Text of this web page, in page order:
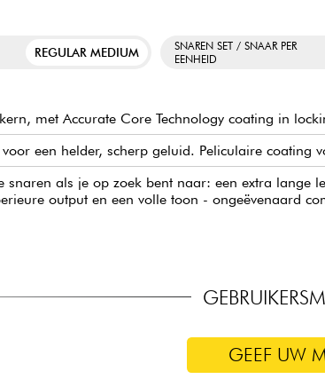
REGULAR MEDIUM
SNAREN SET / SNAAR PER
EENHEID
met Accurate Core Technology coating in
een helder, scherp geluid. Peliculaire coating
snaren als je op zoek bent naar: een extra lange
output en een volle toon - ongeëvenaard
GEEF UW